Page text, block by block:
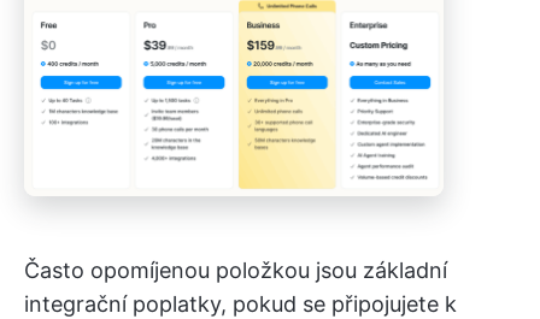
Často opomíjenou položkou jsou základní
integrační poplatky, pokud se připojujete k